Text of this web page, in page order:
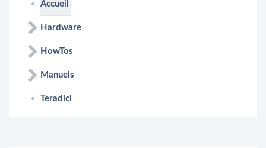
Accueil
Hardware
HowTos
Manuels
Teradici